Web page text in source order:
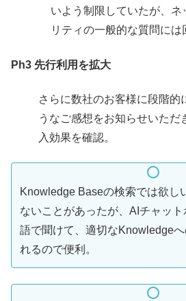
いよう制限していたが、ネ
リティの一般的な質問に
Ph3 先行利用を拡大
さらに数社のお客様に段階的
うなご感想をお知らせいただ
入効果を確認。
Knowledge Baseの検索では欲し
ないことがあったが、AIチャッ
語で聞けて、適切なKnowledgeへ
れるので便利。